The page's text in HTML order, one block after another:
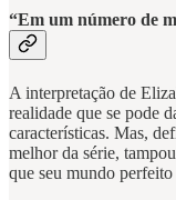
“Em um número de
A interpretação de
realidade que se pode
características. Mas,
melhor da série,
que seu mundo